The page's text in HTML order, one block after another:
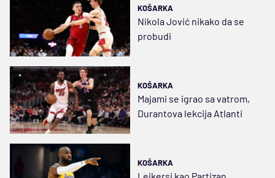
KOŠARKA
Nikola Jović nikako da se
probudi
KOŠARKA
Majami se igrao sa vatrom,
Durantova lekcija Atlanti
KOŠARKA